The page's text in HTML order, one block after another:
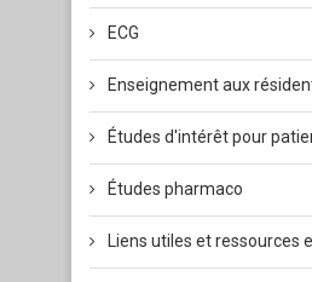
ECG
Enseignement aux
Études d'intérêt pour
Études pharmaco
Liens utiles et ressources